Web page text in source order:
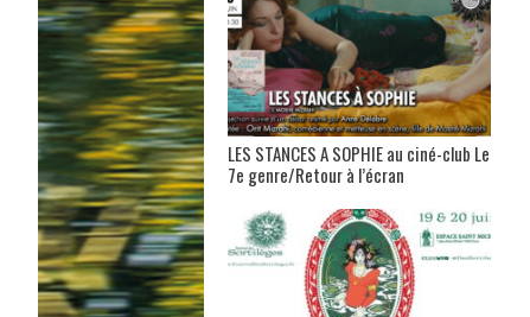
LES STANCES A SOPHIE au ciné-club Le
7e genre/Retour à l’écran